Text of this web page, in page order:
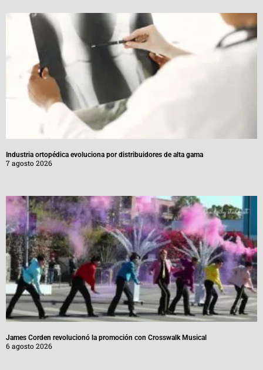
Industria ortopédica evoluciona por distribuidores de alta gama
7 agosto 2026
James Corden revolucionó la promoción con Crosswalk Musical
6 agosto 2026